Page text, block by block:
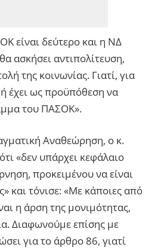
είναι δεύτερο και η ΝΔ
ασκήσει αντιπολίτευση,
της κοινωνίας. Γιατί, για
έχει ως προϋπόθεση να
του ΠΑΣΟΚ».
Αναθεώρηση, ο κ.
«δεν υπάρχει κεφάλαιο
προκειμένου να είναι
και τόνισε: «Με κάποιες από
η άρση της μονιμότητας,
Διαφωνούμε επίσης με
για το άρθρο 86, γιατί